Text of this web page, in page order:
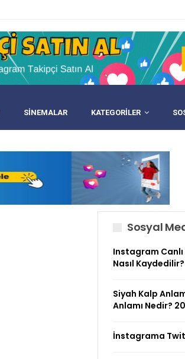
SINEMALAR KATEGORİLER
Sosyal
Instagram
Nasıl Kaydedilir?
Siyah Kalp
Anlamı Nedir?
İnstagrama